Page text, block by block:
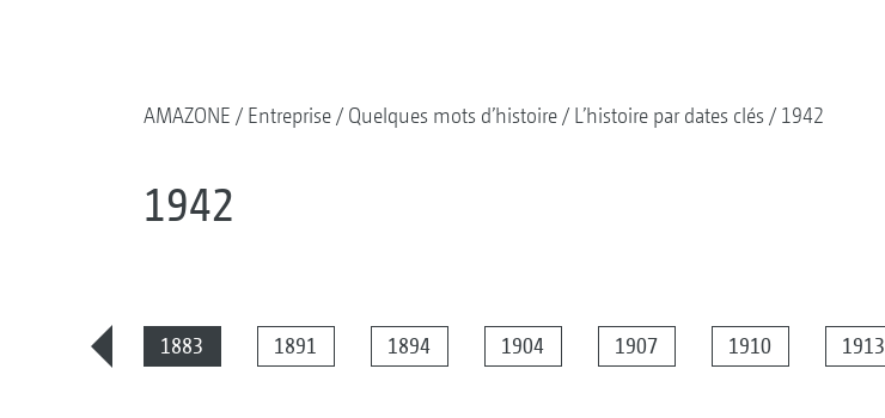
AMAZONE Entreprise Quelques mots d’histoire L’histoire par dates clés 1942
1942
1883 1891 1894 1904 1907 1910 1913